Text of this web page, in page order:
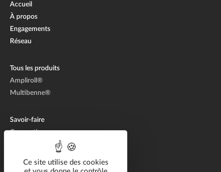
Ce site utilise des cookies
Accueil
À propos
Engagements
Réseau
Tous les produits
Ampliroll®
Multibenne®
Savoir-faire
Conception